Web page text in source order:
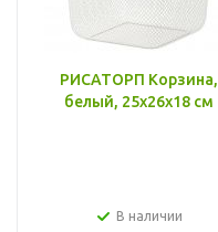
РИСАТОРП Корзина,
белый, 25x26x18 см
В наличии